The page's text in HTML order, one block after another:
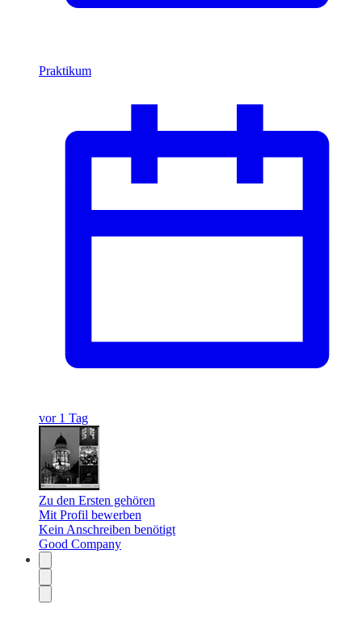
Praktikum
vor 1 Tag
Zu den Ersten gehören
Mit Profil bewerben
Kein Anschreiben benötigt
Good Company